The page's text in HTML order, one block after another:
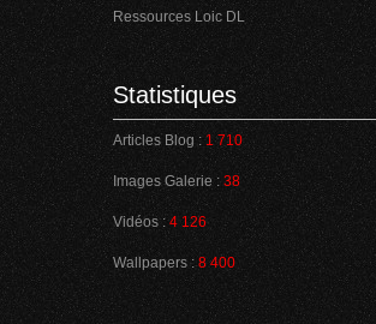
Ressources Loic DL
Statistiques
Articles Blog : 1 710
Images Galerie : 38
Vidéos : 4 126
Wallpapers :8 400